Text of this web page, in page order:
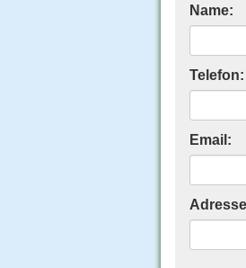
Name:
Telefon:
Email: